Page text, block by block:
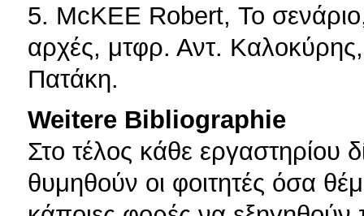
5. McKEE Robert, Το
αρχές, μτφρ. Αντ.
Πατάκη.
Weitere Bibliographie
Στο τέλος κάθε εργαστηρίου
θυμηθούν οι φοιτητές όσα